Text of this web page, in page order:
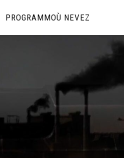
PROGRAMMOÙ NEVEZ